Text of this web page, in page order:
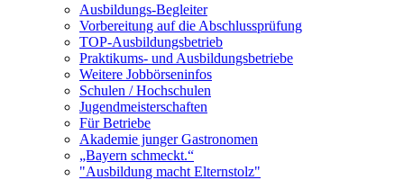
Ausbildungs-Begleiter
Vorbereitung auf die Abschlussprüfung
TOP-Ausbildungsbetrieb
Praktikums- und Ausbildungsbetriebe
Weitere Jobbörseninfos
Schulen / Hochschulen
Jugendmeisterschaften
Für Betriebe
Akademie junger Gastronomen
„Bayern schmeckt.“
"Ausbildung macht Elternstolz"